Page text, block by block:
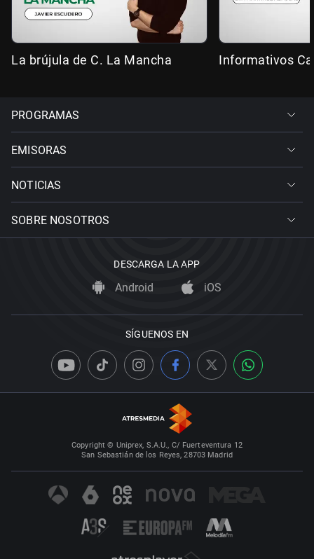
La brújula de C. La Mancha Informativos
PROGRAMAS
EMISORAS
NOTICIAS
SOBRE NOSOTROS
DESCARGA LA APP
Android iOS
SÍGUENOS EN
Copyright © Uniprex, S.A.U., C/ Fuerteventura 12
San Sebastián de los Reyes, 28703 Madrid